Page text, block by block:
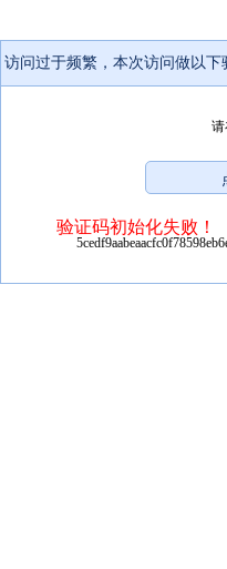
访问过于频繁，本次访问做以下
验证码初始化失败！